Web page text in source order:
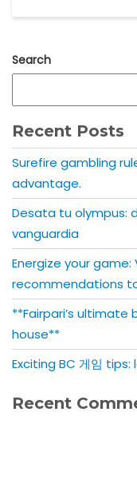
Search
Recent Posts
Surefire gambling
advantage.
Desata tu olympus:
vanguardia
Energize your
recommendations
**Fairpari’s
house**
Exciting BC 게임
Recent